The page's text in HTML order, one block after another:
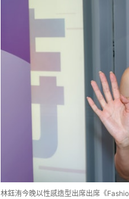
林鈺洧今晚以性感造型出席出席《